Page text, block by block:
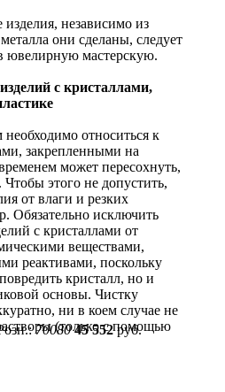
70080 45 552руб.
независимо из
они сделаны, следует
ювелирную мастерскую.
с кристаллами,
относиться к
закрепленными на
может пересохнуть,
этого не допустить,
от влаги и резких
Обязательно исключить
с кристаллами от
веществами,
реактивами, поскольку
кристалл, но и
основы. Чистку
ни в коем случае не
(только с помощью